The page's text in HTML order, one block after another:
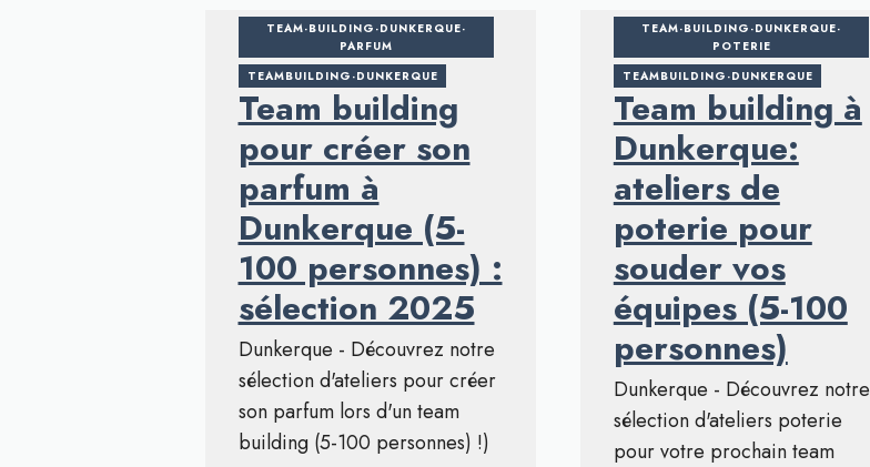
TEAM-BUILDING-DUNKERQUE-
PARFUM
TEAMBUILDING-DUNKERQUE
Team building
pour créer son
parfum à
Dunkerque (5-
100 personnes) :
sélection 2025
Dunkerque - Découvrez notre
sélection d'ateliers pour créer
son parfum lors d'un team
building (5-100 personnes) !)
TEAM-BUILDING-DUNKERQUE-
POTERIE
TEAMBUILDING-DUNKERQUE
Team building à
Dunkerque:
ateliers de
poterie pour
souder vos
équipes (5-100
personnes)
Dunkerque - Découvrez notre
sélection d'ateliers poterie
pour votre prochain team